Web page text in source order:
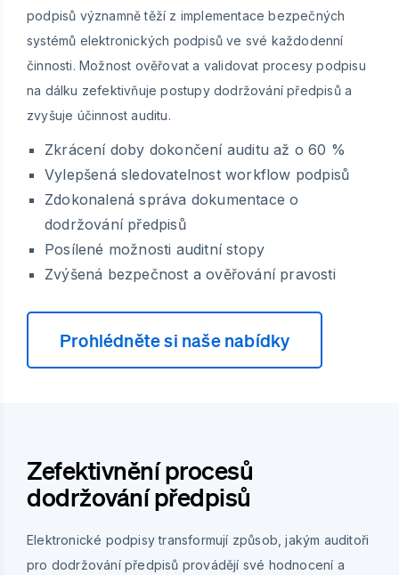
podpisů významně těží z implementace bezpečných
systémů elektronických podpisů ve své každodenní
činnosti. Možnost ověřovat a validovat procesy podpisu
na dálku zefektivňuje postupy dodržování předpisů a
zvyšuje účinnost auditu.
Zkrácení doby dokončení auditu až o 60 %
Vylepšená sledovatelnost workflow podpisů
Zdokonalená správa dokumentace o
dodržování předpisů
Posílené možnosti auditní stopy
Zvýšená bezpečnost a ověřování pravosti
Prohlédněte si naše nabídky
Zefektivnění procesů
dodržování předpisů
Elektronické podpisy transformují způsob, jakým auditoři
pro dodržování předpisů provádějí své hodnocení a